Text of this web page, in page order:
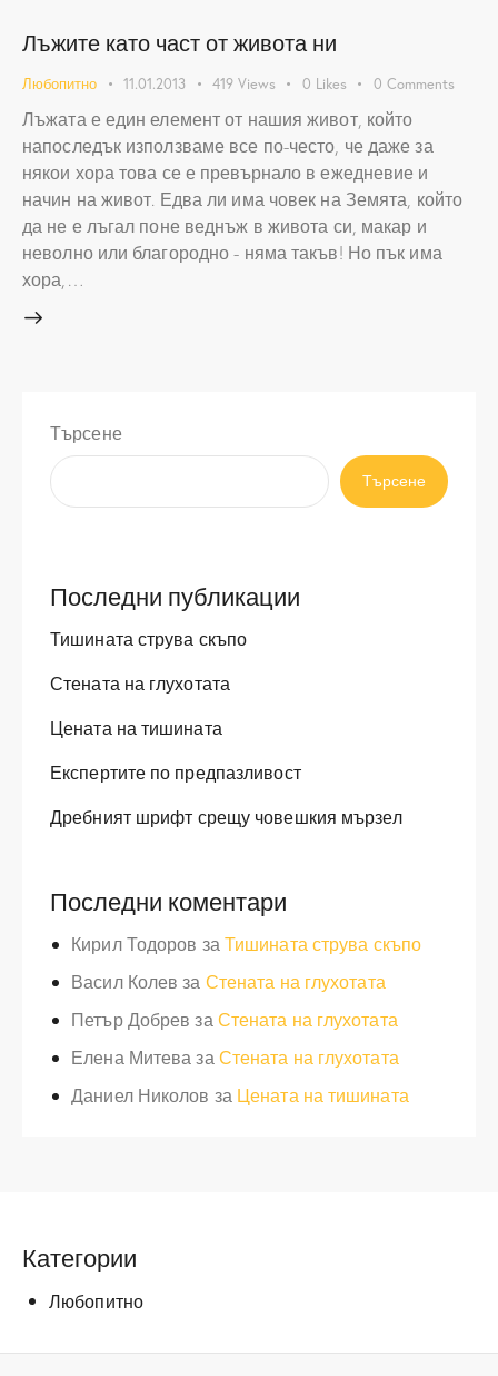
Лъжите като част от живота ни
Любопитно 11.01.2013 419 Views 0 Likes 0 Comments
Лъжата е един елемент от нашия живот, който
напоследък използваме все по-често, че даже за
някои хора това се е превърнало в ежедневие и
начин на живот. Едва ли има човек на Земята, който
да не е лъгал поне веднъж в живота си, макар и
неволно или благородно - няма такъв! Но пък има
хора,…
Търсене
Търсене
Последни публикации
Тишината струва скъпо
Стената на глухотата
Цената на тишината
Експертите по предпазливост
Дребният шрифт срещу човешкия мързел
Последни коментари
Кирил Тодоров за Тишината струва скъпо
Васил Колев за Стената на глухотата
Петър Добрев за Стената на глухотата
Елена Митева за Стената на глухотата
Даниел Николов за Цената на тишината
Категории
Любопитно